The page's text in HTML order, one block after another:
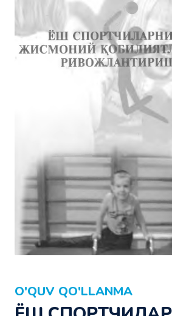
O'QUV QO'LLANMA